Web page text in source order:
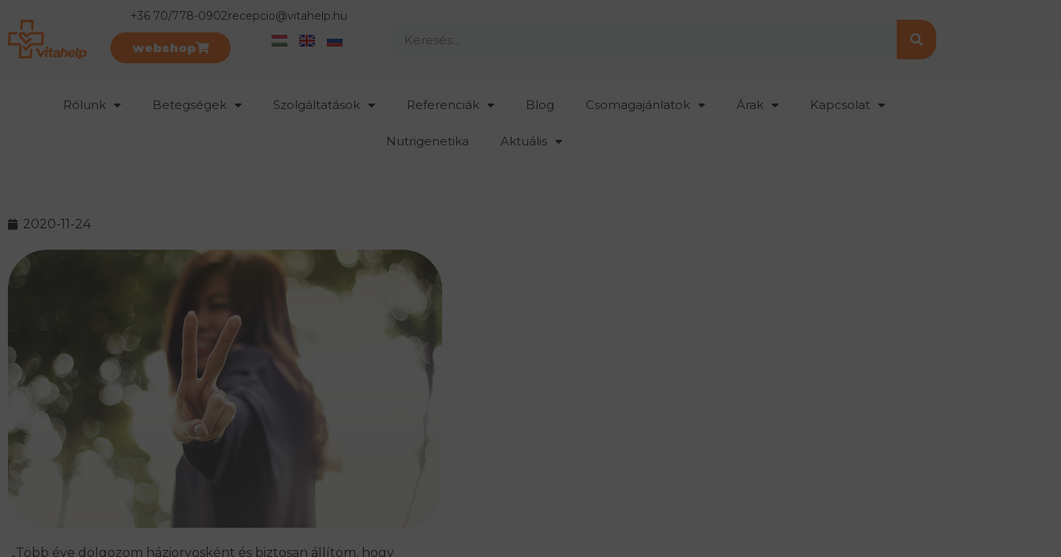
+36 70/778-0902recepcio@vitahelp.hu
webshop
Rólunk Betegségek Szolgáltatások Referenciák Blog Csomagajánlatok Árak Kapcsolat
Nutrigenetika Aktuális
2020-11-24
„Több éve dolgozom háziorvosként és biztosan állítom, hogy